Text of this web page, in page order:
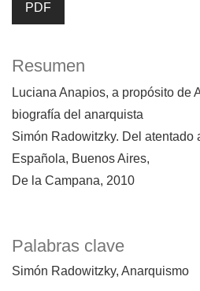
PDF
Palabras clave
Simón Radowitzky Anarquismo
Resumen
Luciana Anapios, a propósito de
biografía del anarquista
Simón Radowitzky. Del atentado
Española, Buenos Aires,
De la Campana, 2010